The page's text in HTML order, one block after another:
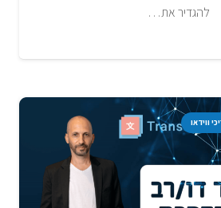
להגדיר את…
ווידאו